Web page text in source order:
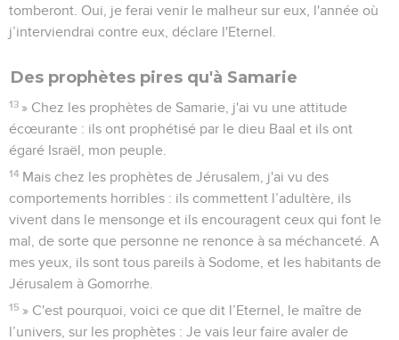
tomberont. Oui, je ferai venir le malheur sur eux, l'année où
j’interviendrai contre eux, déclare l'Eternel.
Des prophètes pires qu'à Samarie
13 » Chez les prophètes de Samarie, j'ai vu une attitude
écœurante : ils ont prophétisé par le dieu Baal et ils ont
égaré Israël, mon peuple.
14 Mais chez les prophètes de Jérusalem, j'ai vu des
comportements horribles : ils commettent l’adultère, ils
vivent dans le mensonge et ils encouragent ceux qui font le
mal, de sorte que personne ne renonce à sa méchanceté. A
mes yeux, ils sont tous pareils à Sodome, et les habitants de
Jérusalem à Gomorrhe.
15 » C'est pourquoi, voici ce que dit l’Eternel, le maître de
l’univers, sur les prophètes : Je vais leur faire avaler de